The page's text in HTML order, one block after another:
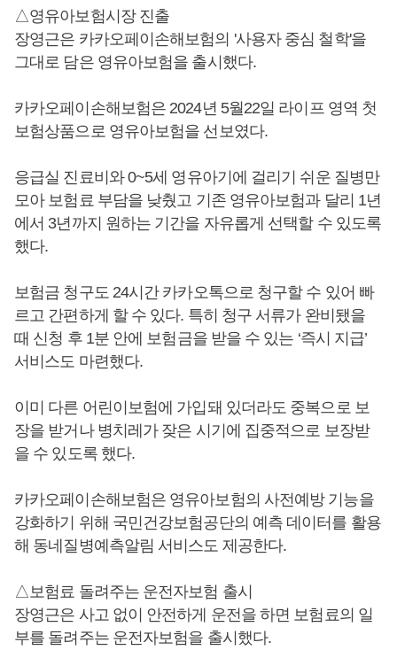
△영유아보험시장 진출
장영근은 카카오페이손해보험의 '사용자 중심 철학'을
그대로 담은 영유아보험을 출시했다.
카카오페이손해보험은 2024년 5월22일 라이프 영역 첫
보험상품으로 영유아보험을 선보였다.
응급실 진료비와 0~5세 영유아기에 걸리기 쉬운 질병만
모아 보험료 부담을 낮췄고 기존 영유아보험과 달리 1년
에서 3년까지 원하는 기간을 자유롭게 선택할 수 있도록
했다.
보험금 청구도 24시간 카카오톡으로 청구할 수 있어 빠
르고 간편하게 할 수 있다. 특히 청구 서류가 완비됐을
때 신청 후 1분 안에 보험금을 받을 수 있는 ‘즉시 지급’
서비스도 마련했다.
이미 다른 어린이보험에 가입돼 있더라도 중복으로 보
장을 받거나 병치레가 잦은 시기에 집중적으로 보장받
을 수 있도록 했다.
카카오페이손해보험은 영유아보험의 사전예방 기능을
강화하기 위해 국민건강보험공단의 예측 데이터를 활용
해 동네질병예측알림 서비스도 제공한다.
△보험료 돌려주는 운전자보험 출시
장영근은 사고 없이 안전하게 운전을 하면 보험료의 일
부를 돌려주는 운전자보험을 출시했다.